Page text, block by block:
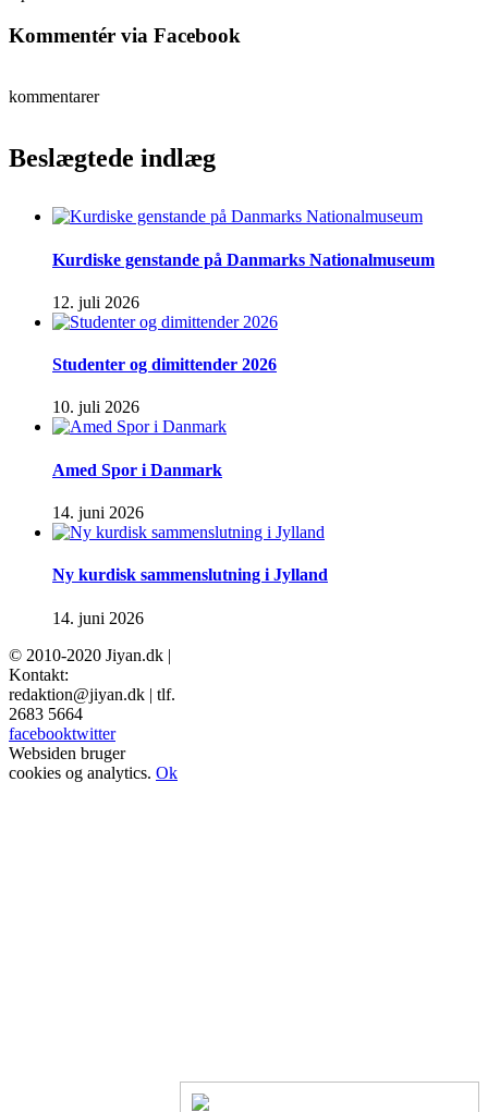
Kommentér via Facebook
kommentarer
Beslægtede indlæg
Kurdiske genstande på Danmarks Nationalmuseum
12. juli 2026
Studenter og dimittender 2026
10. juli 2026
Amed Spor i Danmark
14. juni 2026
Ny kurdisk sammenslutning i Jylland
14. juni 2026
© 2010-2020 Jiyan.dk |
Kontakt:
redaktion@jiyan.dk | tlf.
2683 5664
facebooktwitter
Websiden bruger
cookies og analytics. Ok